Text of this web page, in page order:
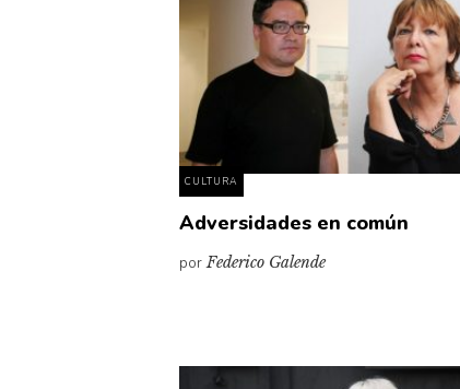
CULTURA
Adversidades en común
porFederico Galende